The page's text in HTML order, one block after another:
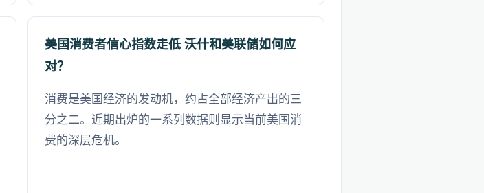
美国消费者信心指数走低 沃什和美联储如何应
对？
消费是美国经济的发动机，约占全部经济产出的三
分之二。近期出炉的一系列数据则显示当前美国消
费的深层危机。